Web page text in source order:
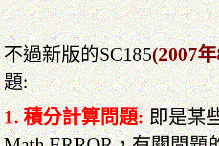
不過新版的SC185(2007
題:
1. 積分計算問題:即是某